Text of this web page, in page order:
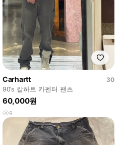
Carhartt
30
90‘s 칼하트 카펜터 팬츠
60,000원
9